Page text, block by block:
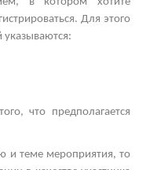
Для этого
указываются:
что предполагается
и теме мероприятия, то